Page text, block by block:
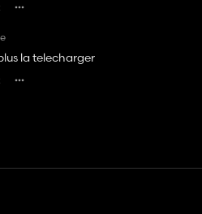
la telecharger